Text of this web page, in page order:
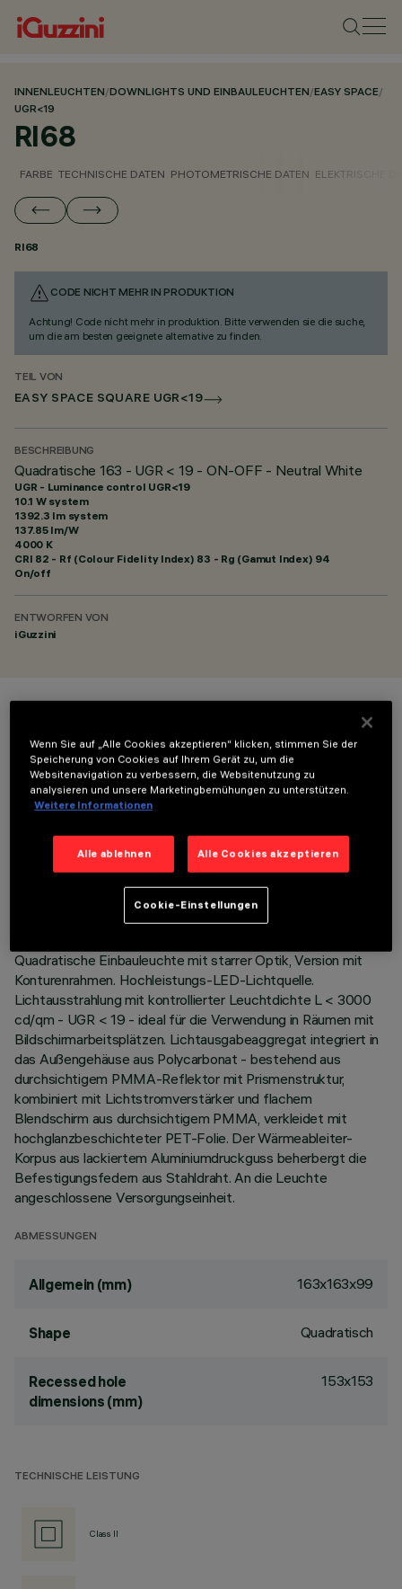
INNENLEUCHTEN/DOWNLIGHTS UND EINBAULEUCHTEN/EASY SPACE/
UGR<19
RI68
FARBE TECHNISCHE DATEN PHOTOMETRISCHE DATEN ELEKTRISCHE
RI68
CODE NICHT MEHR IN PRODUKTION
Achtung! Code nicht mehr in produktion. Bitte verwenden sie die suche,
um die am besten geeignete alternative zu finden.
TEIL VON
EASY SPACE SQUARE UGR<19
BESCHREIBUNG
Quadratische 163 - UGR < 19 - ON-OFF - Neutral White
UGR - Luminance control UGR<19
10.1 W system
1392.3 lm system
137.85 lm/W
4000 K
CRI 82 - Rf (Colour Fidelity Index) 83 - Rg (Gamut Index) 94
On/off
ENTWORFEN VON
iGuzzini
TECHNISCHE DATEN
Quadratische Einbauleuchte mit starrer Optik, Version mit
Konturenrahmen. Hochleistungs-LED-Lichtquelle.
Lichtausstrahlung mit kontrollierter Leuchtdichte L < 3000
cd/qm - UGR < 19 - ideal für die Verwendung in Räumen mit
Bildschirmarbeitsplätzen. Lichtausgabeaggregat integriert in
das Außengehäuse aus Polycarbonat - bestehend aus
durchsichtigem PMMA-Reflektor mit Prismenstruktur,
kombiniert mit Lichtstromverstärker und flachem
Blendschirm aus durchsichtigem PMMA, verkleidet mit
hochglanzbeschichteter PET-Folie. Der Wärmeableiter-
Korpus aus lackiertem Aluminiumdruckguss beherbergt die
Befestigungsfedern aus Stahldraht. An die Leuchte
angeschlossene Versorgungseinheit.
ABMESSUNGEN
Allgemein (mm) 163x163x99
Shape Quadratisch
Recessed hole
dimensions (mm)
153x153
TECHNISCHE LEISTUNG
Class II
Wenn Sie auf „Alle Cookies akzeptieren“ klicken, stimmen Sie der
Speicherung von Cookies auf Ihrem Gerät zu, um die
Websitenavigation zu verbessern, die Websitenutzung zu
analysieren und unsere Marketingbemühungen zu unterstützen.
Weitere Informationen
Alle ablehnen Alle Cookies akzeptieren
Cookie-Einstellungen